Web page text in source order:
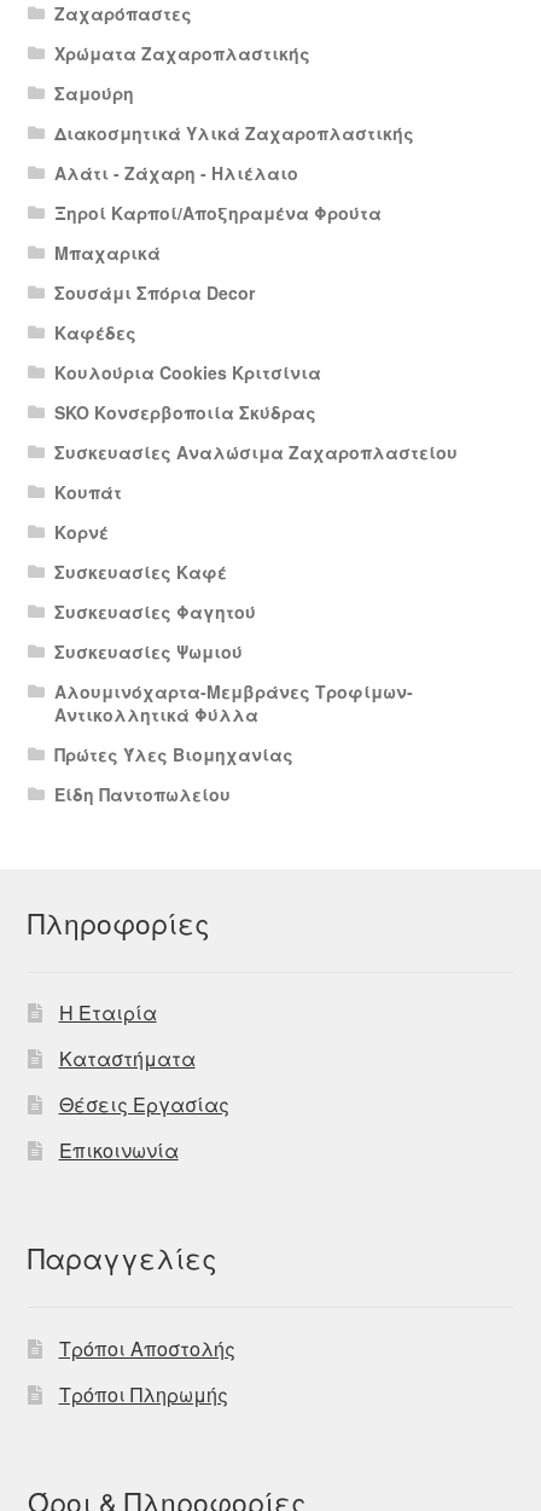
Ζαχαρόπαστες
Χρώματα Ζαχαροπλαστικής
Σαμούρη
Διακοσμητικά Υλικά Ζαχαροπλαστικής
Αλάτι - Ζάχαρη - Ηλιέλαιο
Ξηροί Καρποί/Αποξηραμένα Φρούτα
Μπαχαρικά
Σουσάμι Σπόρια Decor
Καφέδες
Κουλούρια Cookies Κριτσίνια
SKO Κονσερβοποιία Σκύδρας
Συσκευασίες Αναλώσιμα Ζαχαροπλαστείου
Κουπάτ
Κορνέ
Συσκευασίες Καφέ
Συσκευασίες Φαγητού
Συσκευασίες Ψωμιού
Αλουμινόχαρτα-Μεμβράνες Τροφίμων-
Αντικολλητικά Φύλλα
Πρώτες Ύλες Βιομηχανίας
Είδη Παντοπωλείου
Πληροφορίες
Η Εταιρία
Καταστήματα
Θέσεις Εργασίας
Επικοινωνία
Παραγγελίες
Τρόποι Αποστολής
Τρόποι Πληρωμής
Όροι & Πληροφορίες